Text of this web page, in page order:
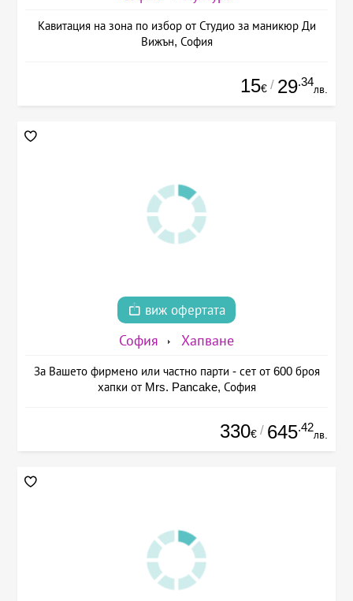
Кавитация на зона по избор от Студио за маникюр Ди
Вижън, София
15€ / 29.34
лв.
виж офертата
София Хапване
За Вашето фирмено или частно парти - сет от 600 броя
хапки от Mrs. Pancake, София
330€ / 645.42
лв.